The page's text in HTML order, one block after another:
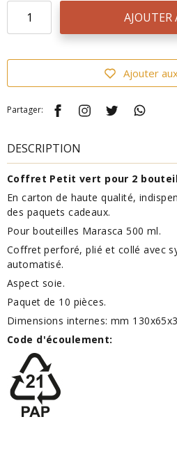
AJOUTER
Ajouter
Partager:
DESCRIPTION
Coffret Petit vert pour 2
En carton de haute qualité,
des paquets cadeaux.
Pour bouteilles Marasca 500 ml.
Coffret perforé, plié et collé avec
automatisé.
Aspect soie.
Paquet de 10 pièces.
Dimensions internes: mm
Code d'écoulement: